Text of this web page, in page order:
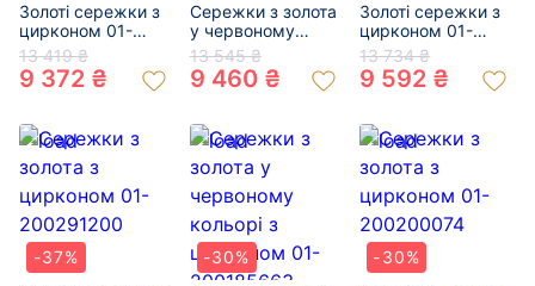
Золоті сережки з
цирконом 01-
200155488
13 419 ₴
9 372 ₴
Сережки з золота
у червоному
кольорі з
цирконом 01-
200180392
13 545 ₴
9 460 ₴
Золоті сережки з
цирконом 01-
200235988
13 734 ₴
9 592 ₴
-37%
-30%
-30%